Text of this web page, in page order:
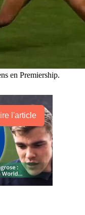
en Premiership.
l'article